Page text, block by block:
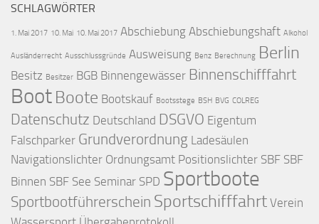
SCHLAGWÖRTER
1. Mai 2017 10. Mai 10. Mai 2017 Abschiebung Abschiebungshaft Alkohol
Ausländerrecht Ausschlussgründe Ausweisung Benz Berechnung Berlin
Besitz Besitzer BGB Binnengewässer Binnenschifffahrt
Boot Boote Bootskauf Bootsstege BSH BVG COLREG
Datenschutz Deutschland DSGVO Eigentum
Falschparker Grundverordnung Ladesäulen
Navigationslichter Ordnungsamt Positionslichter SBF SBF
Binnen SBF See Seminar SPD Sportboote
Sportbootführerschein Sportschifffahrt Verein